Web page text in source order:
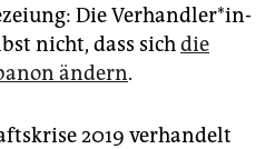
Die Ver­hand­le­r*in­
nicht, dass sichdie
ändern.
2019 verhandelt